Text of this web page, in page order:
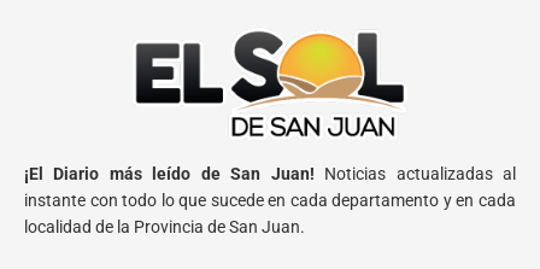
¡El Diario más leído de San Juan! Noticias actualizadas al
instante con todo lo que sucede en cada departamento y en cada
localidad de la Provincia de San Juan.